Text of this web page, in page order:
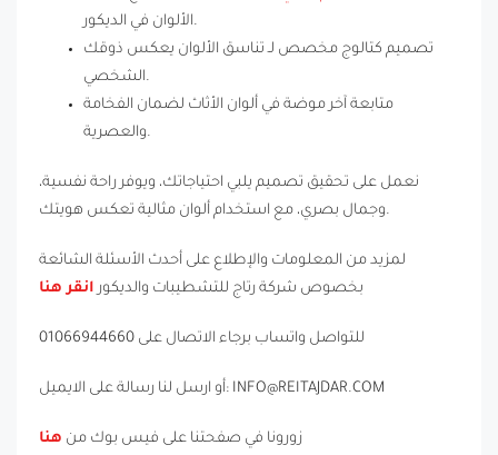
الألوان في الديكور.
تصميم كتالوج مخصص لـ تناسق الألوان يعكس ذوقك
الشخصي.
متابعة آخر موضة في ألوان الأثاث لضمان الفخامة
والعصرية.
نعمل على تحقيق تصميم يلبي احتياجاتك، ويوفر راحة نفسية،
وجمال بصري، مع استخدام ألوان مثالية تعكس هويتك.
لمزيد من المعلومات والإطلاع على أحدث الأسئلة الشائعة
بخصوص شركة رتاج للتشطيبات والديكور انقر هنا
للتواصل واتساب برجاء الاتصال على 01066944660
أو ارسل لنا رسالة على الايميل: INFO@REITAJDAR.COM
زورونا في صفحتنا على فيس بوك من هنا